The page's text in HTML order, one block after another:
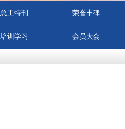
总工特刊 荣誉丰碑
培训学习 会员大会